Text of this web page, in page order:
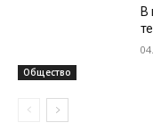
Общество
В